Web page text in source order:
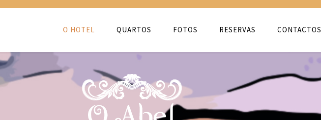
O HOTEL QUARTOS FOTOS RESERVAS CONTACTOS